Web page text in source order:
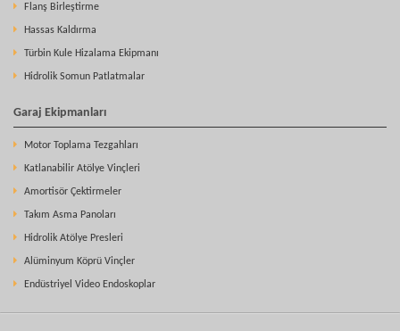
Flanş Birleştirme
Hassas Kaldırma
Türbin Kule Hizalama Ekipmanı
Hidrolik Somun Patlatmalar
Garaj Ekipmanları
Motor Toplama Tezgahları
Katlanabilir Atölye Vinçleri
Amortisör Çektirmeler
Takım Asma Panoları
Hidrolik Atölye Presleri
Alüminyum Köprü Vinçler
Endüstriyel Video Endoskoplar